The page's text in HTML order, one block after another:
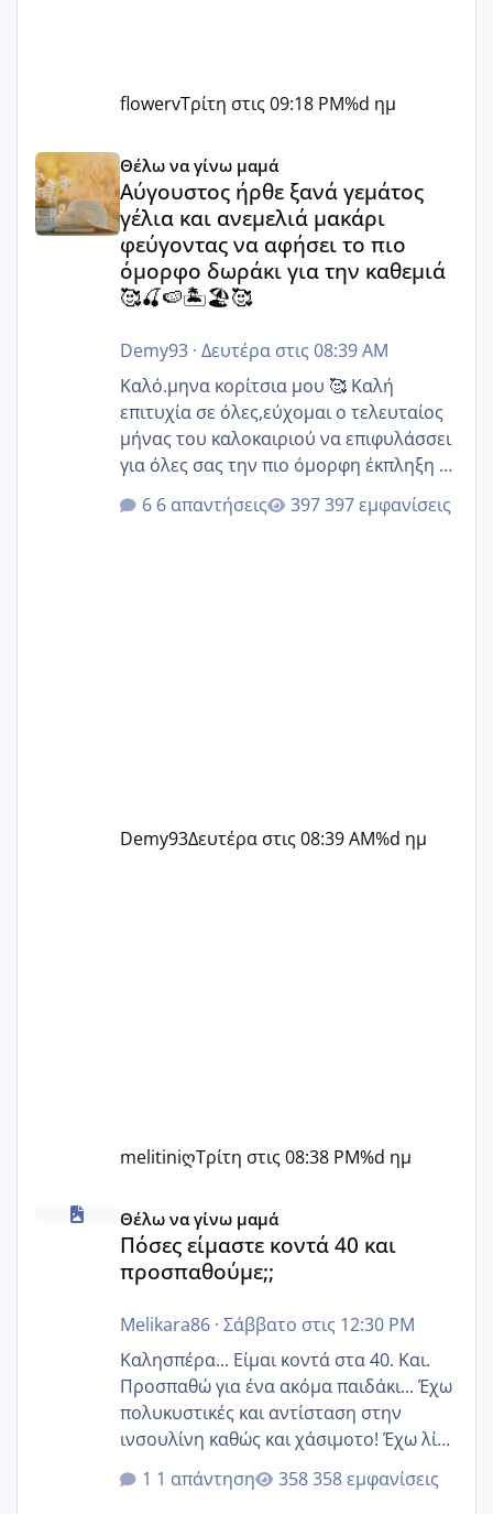
flowervΤρίτη στις 09:18 PM%d ημ
Αύγουστος ήρθε ξανά γεμάτος γέλια και ανεμελιά
Θέλω να γίνω μαμά
Αύγουστος ήρθε ξανά γεμάτος
γέλια και ανεμελιά μακάρι
φεύγοντας να αφήσει το πιο
όμορφο δωράκι για την καθεμιά
🥰🍒🍉🏝️🏖️🥰
Demy93· Δευτέρα στις 08:39 AM
Καλό.μηνα κορίτσια μου 🥰 Καλή
επιτυχία σε όλες,εύχομαι ο τελευταίος
μήνας του καλοκαιριού να επιφυλάσσει
για όλες σας την πιο όμορφη έκπληξη 🧿
@Elk @Melikara86 @Παρασκευαιδου
@Zenia z @melitiniღ @Christi.D.
6 απαντήσεις 397 εμφανίσεις
Demy93Δευτέρα στις 08:39 AM%d ημ
melitiniღΤρίτη στις 08:38 PM%d ημ
Πόσες είμαστε κοντά 40 και προσπαθούμε;;
Θέλω να γίνω μαμά
Πόσες είμαστε κοντά 40 και
προσπαθούμε;;
Melikara86· Σάββατο στις 12:30 PM
Καλησπέρα... Είμαι κοντά στα 40. Και.
Προσπαθώ για ένα ακόμα παιδάκι... Έχω
πολυκυστικές και αντίσταση στην
ινσουλίνη καθώς και χάσιμοτο! Έχω λίγα
κιλά παραπάνω και όσο κ αν προσπαθώ
δεν χάνω εύκολα! Προσπαθώ για ακόμη
1 απάντηση 358 εμφανίσεις